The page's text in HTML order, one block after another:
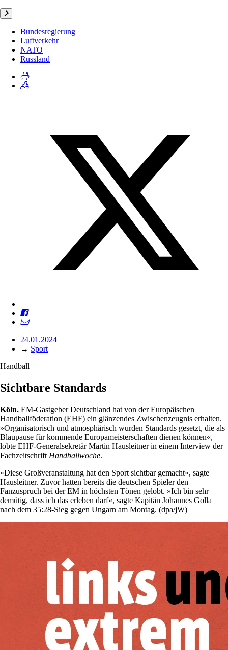
Bundesregierung
Luftverkehr
NATO
Russland
24.01.2024
→ Sport
Handball
Sichtbare Standards
Köln. EM-Gastgeber Deutschland hat von der Europäischen
Handballföderation (EHF) ein glänzendes Zwischenzeugnis erhalten.
»Organisatorisch und atmosphärisch wurden Standards gesetzt, die als
Blaupause für kommende Europameisterschaften dienen können«,
lobte EHF-Generalsekretär Martin Hausleitner in einem Interview der
Fachzeitschrift Handballwoche.
»Diese Großveranstaltung hat den Sport sichtbar gemacht«, sagte
Hausleitner. Zuvor hatten bereits die deutschen Spieler den
Fanzuspruch bei der EM in höchsten Tönen gelobt. »Ich bin sehr
demütig, dass ich das erleben darf«, sagte Kapitän Johannes Golla
nach dem 35:28-Sieg gegen Ungarn am Montag. (dpa/jW)